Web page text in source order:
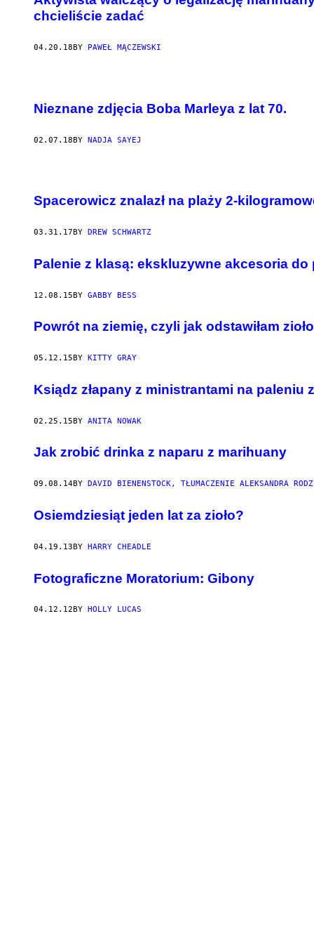
chcieliście zadać
04.20.18 BY PAWEŁ MĄCZEWSKI
Nieznane zdjęcia Boba Marleya z lat 70.
02.07.18BY NADJA SAYEJ
Spacerowicz znalazł na plaży 2-
03.31.17 BY DREW SCHWARTZ
Palenie z klasą: ekskluzywne akcesoria do
12.08.15BY GABBY BESS
Powrót na ziemię, czyli jak odstawiłam zioło
05.12.15 BY KITTY GRAY
​Ksiądz złapany z ministrantami na paleniu
02.25.15BY ANITA NOWAK
Jak zrobić drinka z naparu z marihuany
09.08.14BY DAVID BIENENSTOCK, TŁUMACZENIE ALEKSANDRA
Osiemdziesiąt jeden lat za zioło?
04.19.13BY HARRY CHEADLE
Fotograficzne Moratorium: Gibony
04.12.12 BY HOLLY LUCAS